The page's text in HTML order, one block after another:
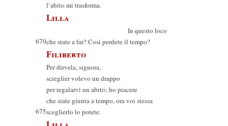
l’abito mi trasforma.
Lilla
In questo loco
670che state a far? Così perdete il tempo?
Filiberto
Per dirvela, signora,
scieglier volevo un drappo
per regalarvi un abito; ho piacere
che siate giunta a tempo, ora voi stessa
675sceglierlo lo potete.